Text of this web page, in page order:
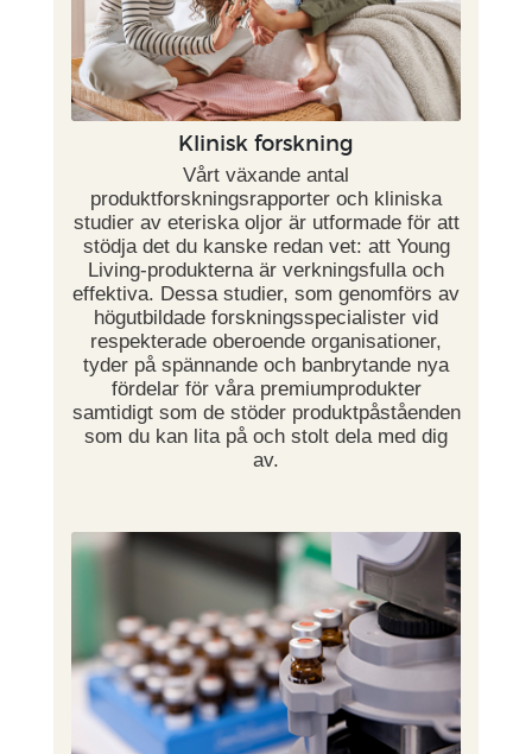
Klinisk forskning
Vårt växande antal
produktforskningsrapporter och kliniska
studier av eteriska oljor är utformade för att
stödja det du kanske redan vet: att Young
Living-produkterna är verkningsfulla och
effektiva. Dessa studier, som genomförs av
högutbildade forskningsspecialister vid
respekterade oberoende organisationer,
tyder på spännande och banbrytande nya
fördelar för våra premiumprodukter
samtidigt som de stöder produktpåståenden
som du kan lita på och stolt dela med dig
av.